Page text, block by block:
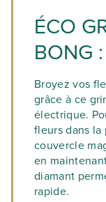
ÉCO
BONG
Broyez vos
grâce à ce
électrique.
fleurs dans la
couvercle
en
diamant
rapide.